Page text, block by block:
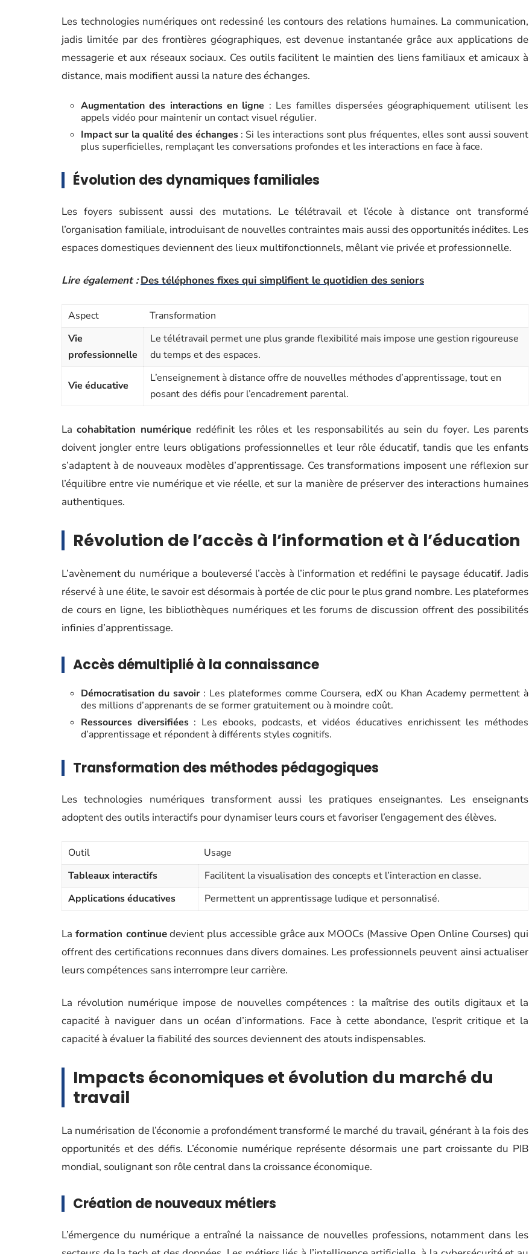
Les technologies numériques ont redessiné les contours des relations humaines. La communication,
jadis limitée par des frontières géographiques, est devenue instantanée grâce aux applications de
messagerie et aux réseaux sociaux. Ces outils facilitent le maintien des liens familiaux et amicaux à
distance, mais modifient aussi la nature des échanges.
Augmentation des interactions en ligne : Les familles dispersées géographiquement utilisent les
appels vidéo pour maintenir un contact visuel régulier.
Impact sur la qualité des échanges: Si les interactions sont plus fréquentes, elles sont aussi souvent
plus superficielles, remplaçant les conversations profondes et les interactions en face à face.
Évolution des dynamiques familiales
Les foyers subissent aussi des mutations. Le télétravail et l’école à distance ont transformé
l’organisation familiale, introduisant de nouvelles contraintes mais aussi des opportunités inédites. Les
espaces domestiques deviennent des lieux multifonctionnels, mêlant vie privée et professionnelle.
Lire également : Des téléphones fixes qui simplifient le quotidien des seniors
Aspect
Transformation
Vie
professionnelle
Le télétravail permet une plus grande flexibilité mais impose une gestion rigoureuse
du temps et des espaces.
Vie éducative
L’enseignement à distance offre de nouvelles méthodes d’apprentissage, tout en
posant des défis pour l’encadrement parental.
Lacohabitation numérique redéfinit les rôles et les responsabilités au sein du foyer. Les parents
doivent jongler entre leurs obligations professionnelles et leur rôle éducatif, tandis que les enfants
s’adaptent à de nouveaux modèles d’apprentissage. Ces transformations imposent une réflexion sur
l’équilibre entre vie numérique et vie réelle, et sur la manière de préserver des interactions humaines
authentiques.
Révolution de l’accès à l’information et à l’éducation
L’avènement du numérique a bouleversé l’accès à l’information et redéfini le paysage éducatif. Jadis
réservé à une élite, le savoir est désormais à portée de clic pour le plus grand nombre. Les plateformes
de cours en ligne, les bibliothèques numériques et les forums de discussion offrent des possibilités
infinies d’apprentissage.
Accès démultiplié à la connaissance
Démocratisation du savoir: Les plateformes comme Coursera, edX ou Khan Academy permettent à
des millions d’apprenants de se former gratuitement ou à moindre coût.
Ressources diversifiées: Les ebooks, podcasts, et vidéos éducatives enrichissent les méthodes
d’apprentissage et répondent à différents styles cognitifs.
Transformation des méthodes pédagogiques
Les technologies numériques transforment aussi les pratiques enseignantes. Les enseignants
adoptent des outils interactifs pour dynamiser leurs cours et favoriser l’engagement des élèves.
Outil
Usage
Tableaux interactifs
Facilitent la visualisation des concepts et l’interaction en classe.
Applications éducatives
Permettent un apprentissage ludique et personnalisé.
La formation continuedevient plus accessible grâce aux MOOCs (Massive Open Online Courses) qui
offrent des certifications reconnues dans divers domaines. Les professionnels peuvent ainsi actualiser
leurs compétences sans interrompre leur carrière.
La révolution numérique impose de nouvelles compétences : la maîtrise des outils digitaux et la
capacité à naviguer dans un océan d’informations. Face à cette abondance, l’esprit critique et la
capacité à évaluer la fiabilité des sources deviennent des atouts indispensables.
Impacts économiques et évolution du marché du
travail
La numérisation de l’économie a profondément transformé le marché du travail, générant à la fois des
opportunités et des défis. L’économie numérique représente désormais une part croissante du PIB
mondial, soulignant son rôle central dans la croissance économique.
Création de nouveaux métiers
L’émergence du numérique a entraîné la naissance de nouvelles professions, notamment dans les